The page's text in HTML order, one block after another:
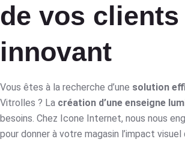
de vos
innovant
Vous êtes à la recherche d’une solution
Vitrolles ? La création d’une enseigne
besoins. Chez Icone Internet, nous nous
pour donner à votre magasin l’impact visuel